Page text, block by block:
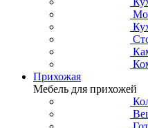
Прихожая
Мебель для прихожей